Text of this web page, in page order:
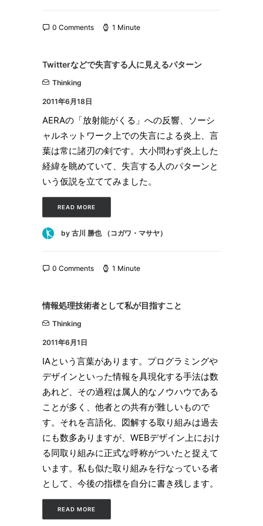
0 Comments 1 Minute
Twitterなどで失言する人に見えるパターン
Thinking
2011年6月18日
AERAの「放射能がくる」への反響、ソーシ
ャルネットワーク上での失言による炎上、言
葉は常に諸刃の剣です。大小問わず炎上した
経緯を眺めていて、失言する人のパターンと
いう仮説を立ててみました。
READ MORE
by 古川 勝也 （コガワ・マサヤ）
0 Comments 1 Minute
情報処理技術者として私が目指すこと
Thinking
2011年6月1日
IAという言葉があります。プログラミングや
デザインといった情報を具現化する手法は数
あれど、その過程は属人的なノウハウである
ことが多く、他者との共有が難しいもので
す。それを言語化、図解する取り組みは過去
にも数多ありますが、WEBデザイン上におけ
る同取り組みに正式な呼称がついたと捉えて
います。私も似た取り組みを行なっている者
として、今後の指標を自分に書き残します。
READ MORE